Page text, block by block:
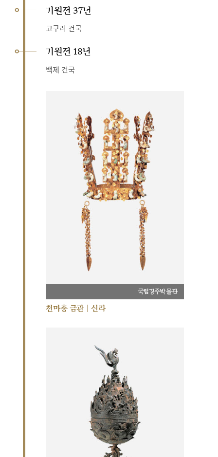
기원전 37년
고구려 건국
기원전 18년
백제 건국
국립경주박물관
천마총 금관 | 신라